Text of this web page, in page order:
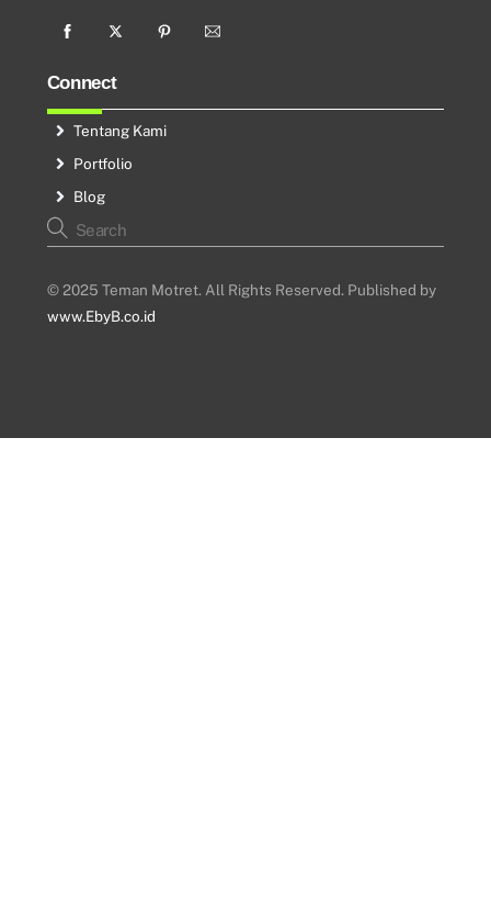
Connect
Tentang Kami
Portfolio
Blog
© 2025 Teman Motret. All Rights Reserved. Published by
www.EbyB.co.id